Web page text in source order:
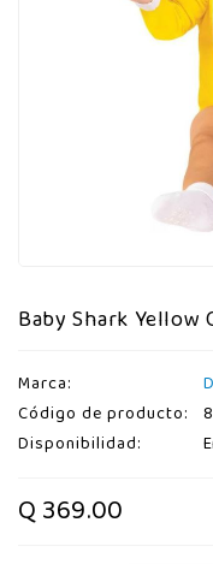
Baby Shark Yellow
Marca:
Código de producto:
Disponibilidad:
Q 369.00